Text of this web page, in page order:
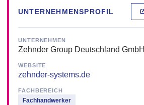
UNTERNEHMENSPROFIL
UNTERNEHMEN
Zehnder Group Deutschland GmbH
WEBSITE
zehnder-systems.de
FACHBEREICH
Fachhandwerker